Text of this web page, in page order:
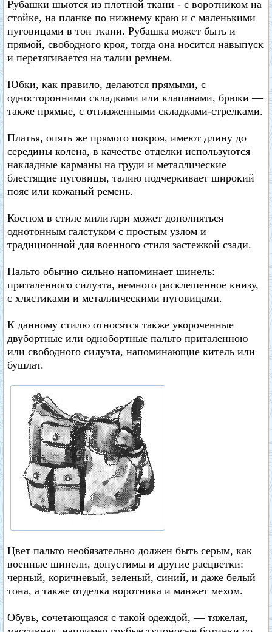
Рубашки шьются из плотной ткани - с воротником на
стойке, на планке по нижнему краю и с маленькими
пуговицами в тон ткани. Рубашка может быть и
прямой, свободного кроя, тогда она носится навыпуск
и перетягивается на талии ремнем.
Юбки, как правило, делаются прямыми, с
односторонними складками или клапанами, брюки —
также прямые, с отглаженными складками-стрелками.
Платья, опять же прямого покроя, имеют длину до
середины колена, в качестве отделки используются
накладные карманы на груди и металлические
блестящие пуговицы, талию подчеркивает широкий
пояс или кожаный ремень.
Костюм в стиле милитари может дополняться
однотонным галстуком с простым узлом и
традиционной для военного стиля застежкой сзади.
Пальто обычно сильно напоминает шинель:
приталенного силуэта, немного расклешенное книзу,
с хлястиками и металлическими пуговицами.
К данному стилю относятся также укороченные
двубортные или однобортные пальто приталенною
или свободного силуэта, напоминающие китель или
бушлат.
Цвет пальто необязательно должен быть серым, как
военные шинели, допустимы и другие расцветки:
черный, коричневый, зеленый, синий, и даже белый
тона, а также отделка воротника и манжет мехом.
Обувь, сочетающаяся с такой одеждой, — тяжелая,